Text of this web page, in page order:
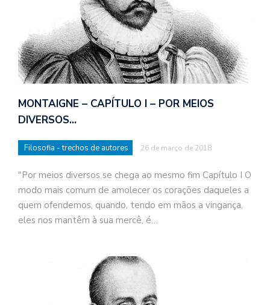
MONTAIGNE – CAPÍTULO I – POR MEIOS
DIVERSOS…
Filosofia - trechos de autores 26 de março de 2018
"Por meios diversos se chega ao mesmo fim Capítulo I O
modo mais comum de amolecer os corações daqueles a
quem ofendemos, quando, tendo em mãos a vingança,
eles nos mantêm à sua mercê, é…